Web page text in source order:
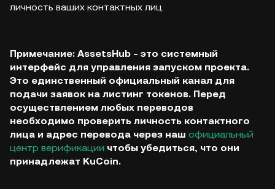
личность ваших контактных лиц.
Примечание: AssetsHub - это системный
интерфейс для управления запуском проекта.
Это единственный официальный канал для
подачи заявок на листинг токенов. Перед
осуществлением любых переводов
необходимо проверить личность контактного
лица и адрес перевода через наш официальный
центр верификации чтобы убедиться, что они
принадлежат KuCoin.